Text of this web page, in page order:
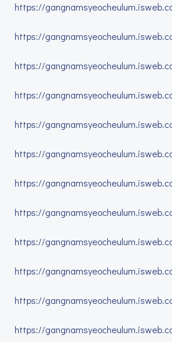
https://
https://
https://
https://
https://
https://
https://
https://
https://
https://
https://
https://